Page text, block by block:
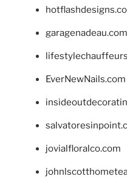
garagenadeau.com
EverNewNails.com
jovialfloralco.com